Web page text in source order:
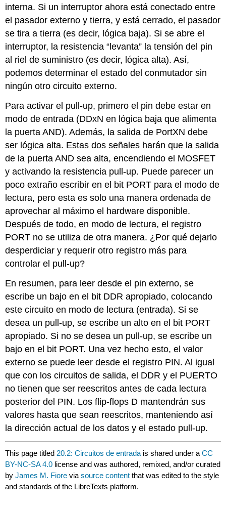
interna. Si un interruptor ahora está conectado entre
el pasador externo y tierra, y está cerrado, el pasador
se tira a tierra (es decir, lógica baja). Si se abre el
interruptor, la resistencia “levanta” la tensión del pin
al riel de suministro (es decir, lógica alta). Así,
podemos determinar el estado del conmutador sin
ningún otro circuito externo.
Para activar el pull-up, primero el pin debe estar en
modo de entrada (DDxN en lógica baja que alimenta
la puerta AND). Además, la salida de PortXN debe
ser lógica alta. Estas dos señales harán que la salida
de la puerta AND sea alta, encendiendo el MOSFET
y activando la resistencia pull-up. Puede parecer un
poco extraño escribir en el bit PORT para el modo de
lectura, pero esta es solo una manera ordenada de
aprovechar al máximo el hardware disponible.
Después de todo, en modo de lectura, el registro
PORT no se utiliza de otra manera. ¿Por qué dejarlo
desperdiciar y requerir otro registro más para
controlar el pull-up?
En resumen, para leer desde el pin externo, se
escribe un bajo en el bit DDR apropiado, colocando
este circuito en modo de lectura (entrada). Si se
desea un pull-up, se escribe un alto en el bit PORT
apropiado. Si no se desea un pull-up, se escribe un
bajo en el bit PORT. Una vez hecho esto, el valor
externo se puede leer desde el registro PIN. Al igual
que con los circuitos de salida, el DDR y el PUERTO
no tienen que ser reescritos antes de cada lectura
posterior del PIN. Los flip-flops D mantendrán sus
valores hasta que sean reescritos, manteniendo así
la dirección actual de los datos y el estado pull-up.
This page titled20.2: Circuitos de entradais shared under aCC
BY-NC-SA 4.0 license and was authored, remixed, and/or curated
byJames M. Fiore viasource content that was edited to the style
and standards of the LibreTexts platform.